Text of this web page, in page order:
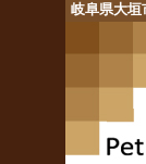
岐阜県大垣